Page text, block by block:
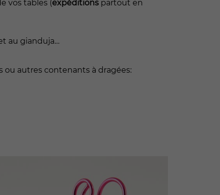
vos tables (expéditions partout en
au gianduja…
ou autres contenants à dragées: